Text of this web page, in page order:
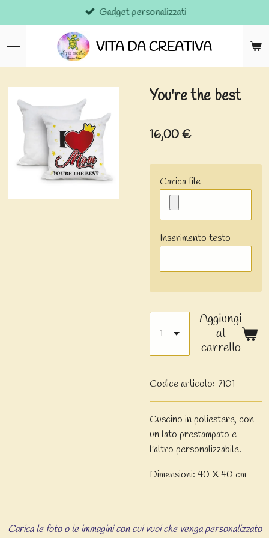
al
contenuto
VITA DA CREATIVA
Gadget personalizzati
You're the best
16,00 €
Carica file
Inserimento testo
Aggiungi
al
carrello
Codice articolo: 7101
Cuscino in poliestere, con
un lato prestampato e
l'altro personalizzabile.
Dimensioni: 40 X 40 cm
Carica le foto o le immagini con cui vuoi che venga personalizzato